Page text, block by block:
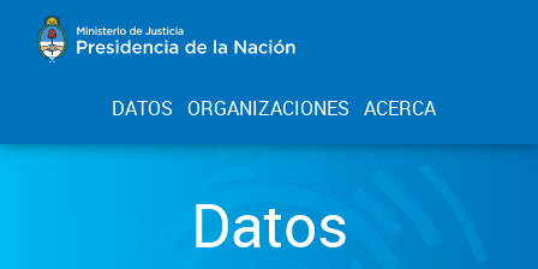
DATOS ORGANIZACIONES ACERCA
Datos